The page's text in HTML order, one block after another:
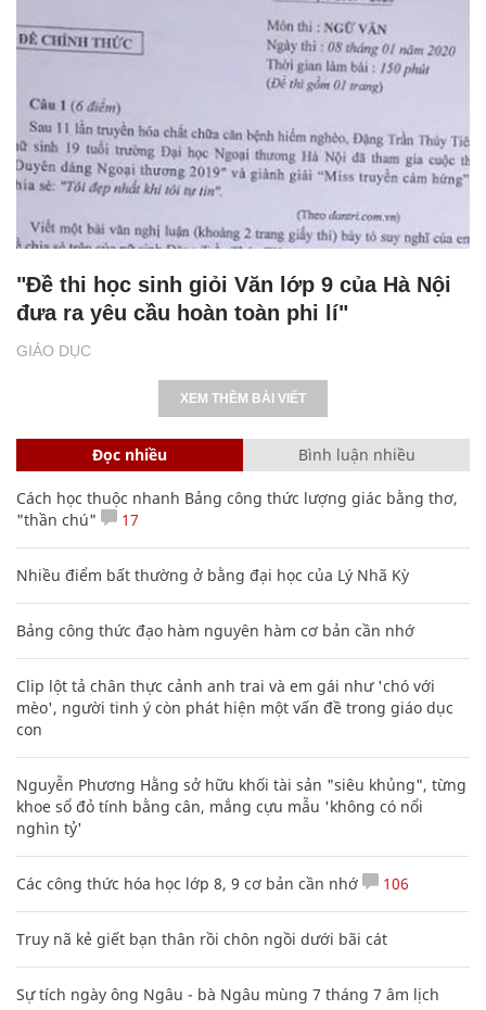
GIÁO DỤC
"Đề thi học sinh giỏi Văn lớp 9 của Hà Nội
đưa ra yêu cầu hoàn toàn phi lí"
XEM THÊM BÀI VIẾT
Đọc nhiều Bình luận nhiều
Cách học thuộc nhanh Bảng công thức lượng giác bằng thơ,
"thần chú"
17
Nhiều điểm bất thường ở bằng đại học của Lý Nhã Kỳ
Bảng công thức đạo hàm nguyên hàm cơ bản cần nhớ
Clip lột tả chân thực cảnh anh trai và em gái như 'chó với
mèo', người tinh ý còn phát hiện một vấn đề trong giáo dục
con
Nguyễn Phương Hằng sở hữu khối tài sản "siêu khủng", từng
khoe sổ đỏ tính bằng cân, mắng cựu mẫu 'không có nổi
nghìn tỷ'
Các công thức hóa học lớp 8, 9 cơ bản cần nhớ 106
Truy nã kẻ giết bạn thân rồi chôn ngồi dưới bãi cát
Sự tích ngày ông Ngâu - bà Ngâu mùng 7 tháng 7 âm lịch